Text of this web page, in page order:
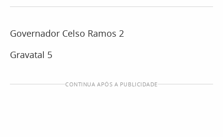
Governador Celso Ramos 2
Gravatal 5
CONTINUA APÓS A PUBLICIDADE